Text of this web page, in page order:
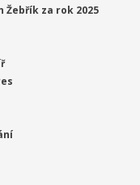
Žebřík za rok 2025